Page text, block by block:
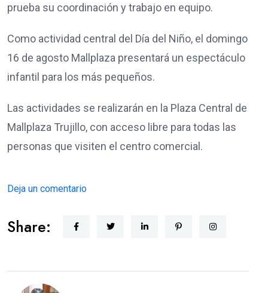
prueba su coordinación y trabajo en equipo.
Como actividad central del Día del Niño, el domingo
16 de agosto Mallplaza presentará un espectáculo
infantil para los más pequeños.
Las actividades se realizarán en la Plaza Central de
Mallplaza Trujillo, con acceso libre para todas las
personas que visiten el centro comercial.
Deja un comentario
Share: